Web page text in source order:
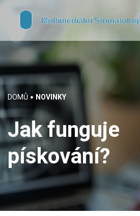
DOMŮ NOVINKY
Jak funguje
pískování?